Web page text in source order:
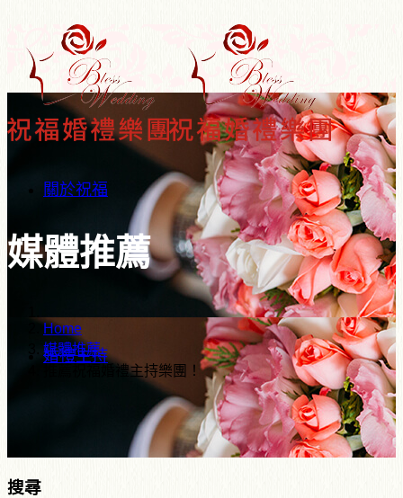
關於祝福
婚禮主持
媒體推薦
Home
媒體推薦
推薦祝福婚禮主持樂團！
搜尋